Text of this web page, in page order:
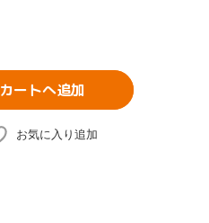
カートへ追加
お気に入り追加